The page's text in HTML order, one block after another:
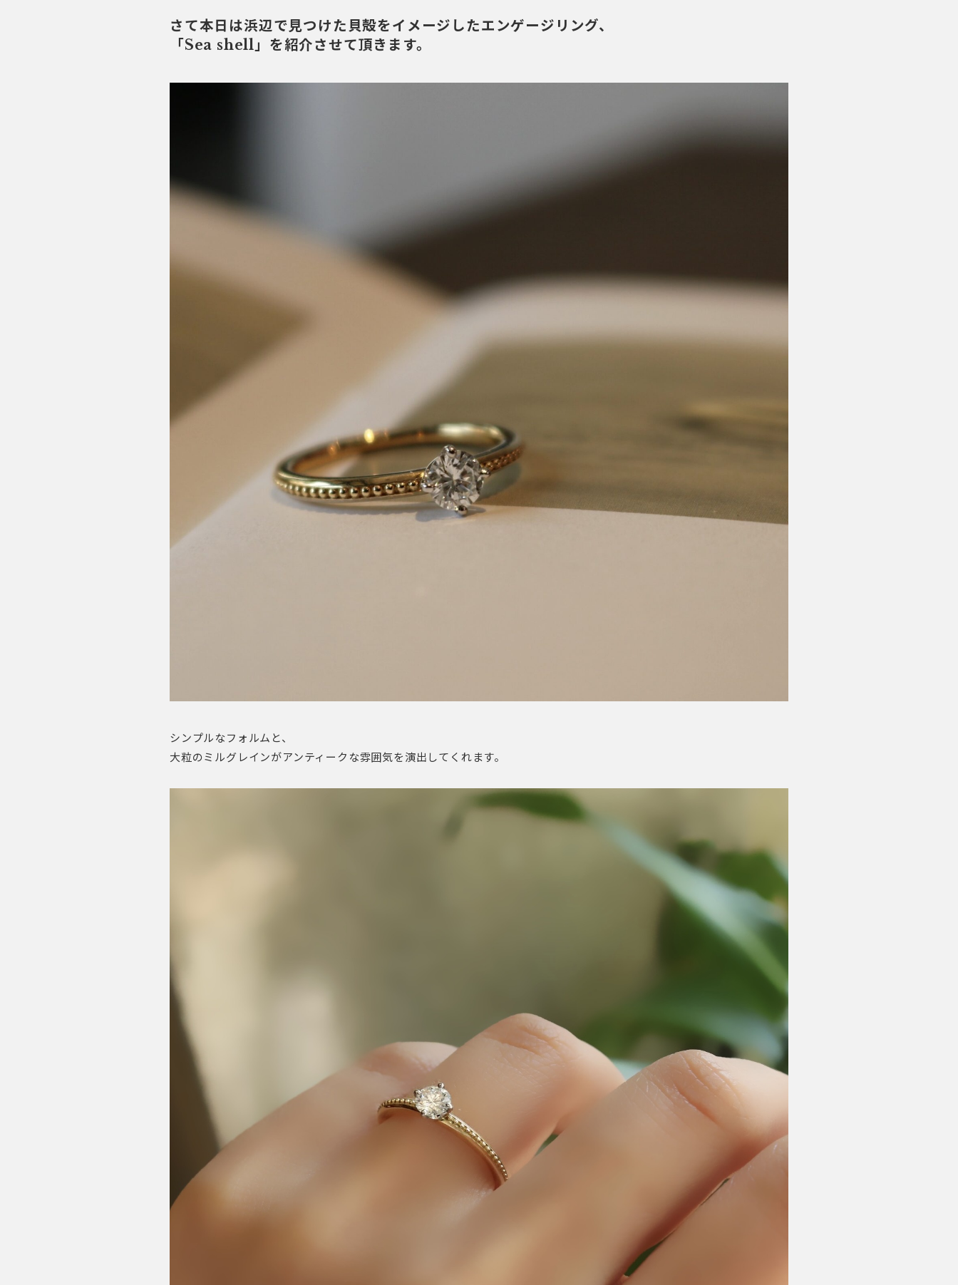
さて本日は浜辺で見つけた貝殻をイメージしたエンゲージリング、
「Sea shell」を紹介させて頂きます。
シンプルなフォルムと、
大粒のミルグレインがアンティークな雰囲気を演出してくれます。